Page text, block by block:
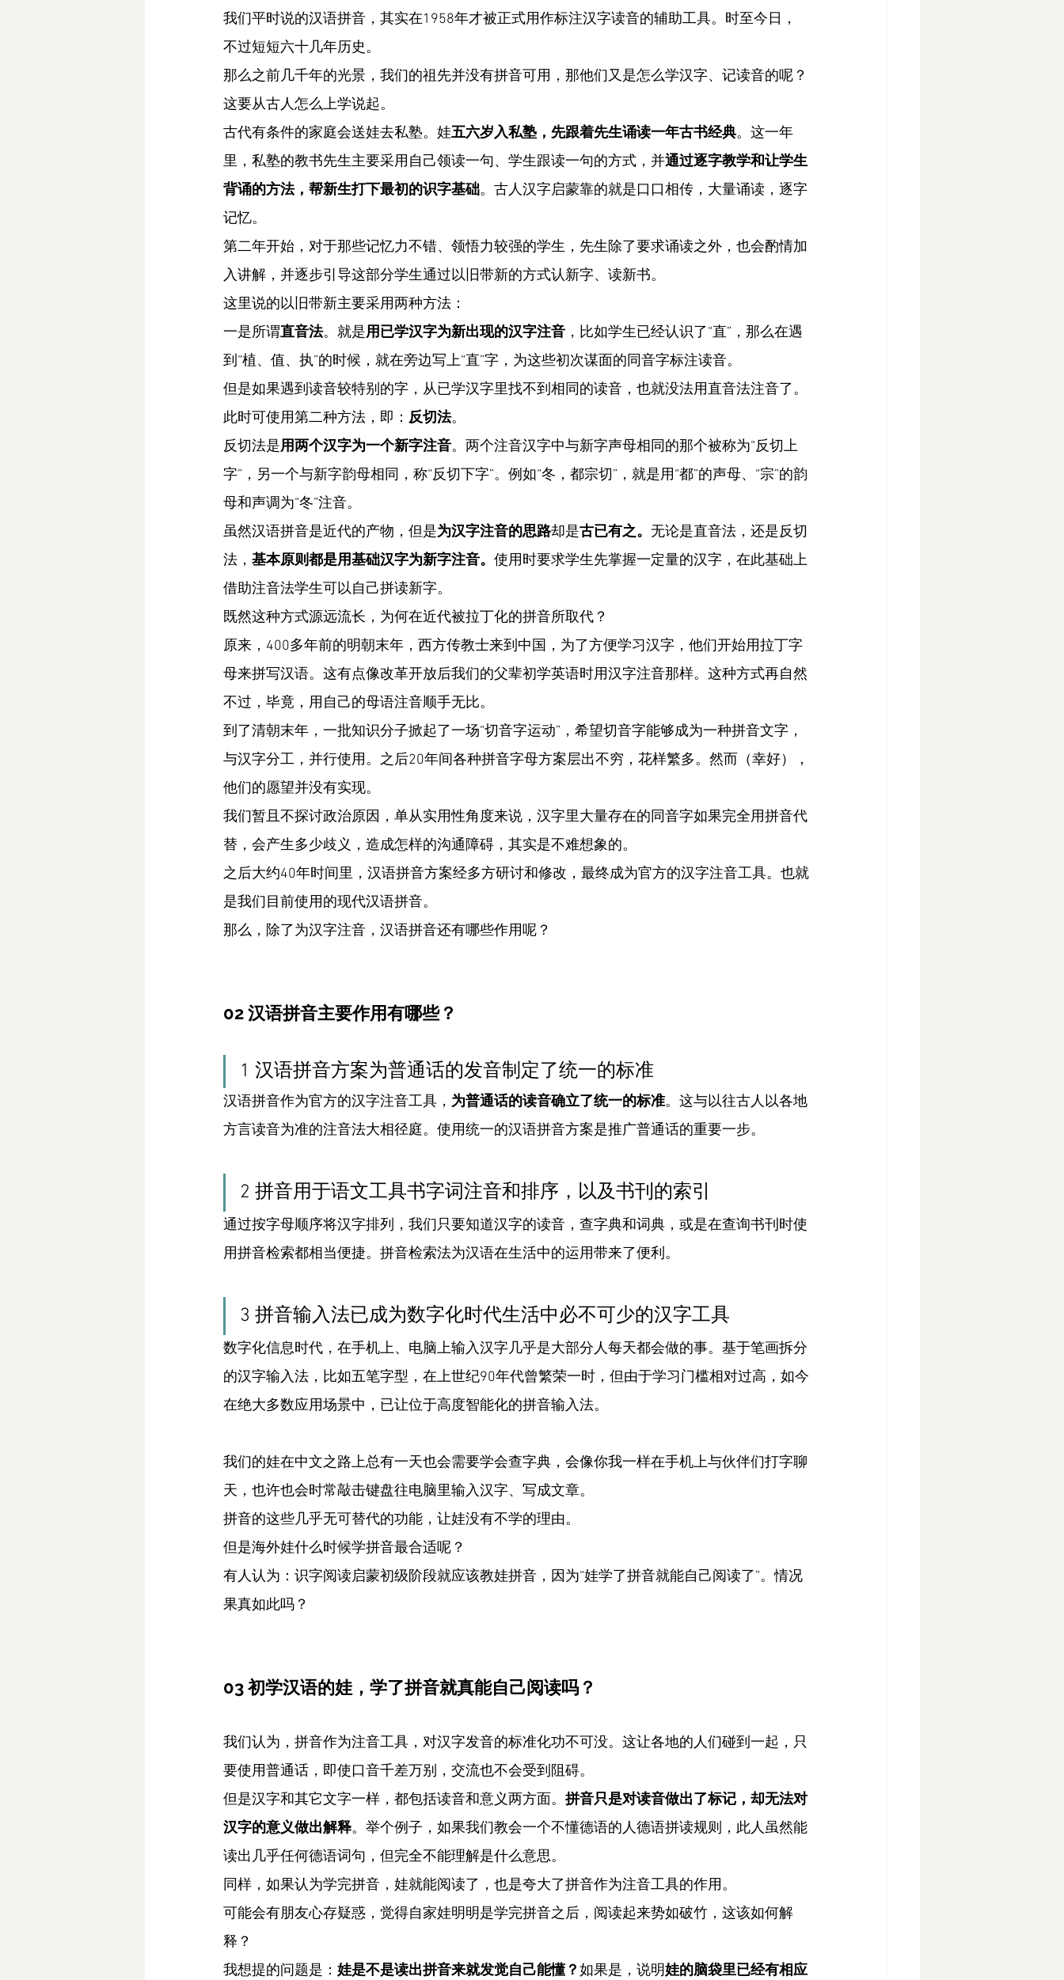
我们平时说的汉语拼音，其实在1958年才被正式用作标注汉字读音的辅助工具。时至今日，
不过短短六十几年历史。
那么之前几千年的光景，我们的祖先并没有拼音可用，那他们又是怎么学汉字、记读音的呢？
这要从古人怎么上学说起。
古代有条件的家庭会送娃去私塾。娃五六岁入私塾，先跟着先生诵读一年古书经典。这一年
里，私塾的教书先生主要采用自己领读一句、学生跟读一句的方式，并通过逐字教学和让学生
背诵的方法，帮新生打下最初的识字基础。古人汉字启蒙靠的就是口口相传，大量诵读，逐字
记忆。
第二年开始，对于那些记忆力不错、领悟力较强的学生，先生除了要求诵读之外，也会酌情加
入讲解，并逐步引导这部分学生通过以旧带新的方式认新字、读新书。
这里说的以旧带新主要采用两种方法：
一是所谓直音法。就是用已学汉字为新出现的汉字注音 ，比如学生已经认识了“直”，那么在遇
到“植、值、执”的时候，就在旁边写上“直”字，为这些初次谋面的同音字标注读音。
但是如果遇到读音较特别的字，从已学汉字里找不到相同的读音，也就没法用直音法注音了。
此时可使用第二种方法，即： 反切法。
反切法是用两个汉字为一个新字注音。两个注音汉字中与新字声母相同的那个被称为“反切上
字”，另一个与新字韵母相同，称“反切下字”。例如“冬，都宗切”，就是用“都”的声母、“宗”的韵
母和声调为“冬”注音。
虽然汉语拼音是近代的产物，但是为汉字注音的思路却是古已有之。 无论是直音法，还是反切
法， 基本原则都是用基础汉字为新字注音。 使用时要求学生先掌握一定量的汉字，在此基础上
借助注音法学生可以自己拼读新字。
既然这种方式源远流长，为何在近代被拉丁化的拼音所取代？
原来，400多年前的明朝末年，西方传教士来到中国，为了方便学习汉字，他们开始用拉丁字
母来拼写汉语。这有点像改革开放后我们的父辈初学英语时用汉字注音那样。这种方式再自然
不过，毕竟，用自己的母语注音顺手无比。
到了清朝末年，一批知识分子掀起了一场“切音字运动”，希望切音字能够成为一种拼音文字，
与汉字分工，并行使用。之后20年间各种拼音字母方案层出不穷，花样繁多。然而（幸好），
他们的愿望并没有实现。
我们暂且不探讨政治原因，单从实用性角度来说，汉字里大量存在的同音字如果完全用拼音代
替，会产生多少歧义，造成怎样的沟通障碍，其实是不难想象的。
之后大约40年时间里，汉语拼音方案经多方研讨和修改，最终成为官方的汉字注音工具。也就
是我们目前使用的现代汉语拼音。
那么，除了为汉字注音，汉语拼音还有哪些作用呢？
02 汉语拼音主要作用有哪些？
1 汉语拼音方案为普通话的发音制定了统一的标准
汉语拼音作为官方的汉字注音工具， 为普通话的读音确立了统一的标准。这与以往古人以各地
方言读音为准的注音法大相径庭。使用统一的汉语拼音方案是推广普通话的重要一步。
2 拼音用于语文工具书字词注音和排序，以及书刊的索引
通过按字母顺序将汉字排列，我们只要知道汉字的读音，查字典和词典，或是在查询书刊时使
用拼音检索都相当便捷。拼音检索法为汉语在生活中的运用带来了便利。
3 拼音输入法已成为数字化时代生活中必不可少的汉字工具
数字化信息时代，在手机上、电脑上输入汉字几乎是大部分人每天都会做的事。基于笔画拆分
的汉字输入法，比如五笔字型，在上世纪90年代曾繁荣一时，但由于学习门槛相对过高，如今
在绝大多数应用场景中，已让位于高度智能化的拼音输入法。
我们的娃在中文之路上总有一天也会需要学会查字典，会像你我一样在手机上与伙伴们打字聊
天，也许也会时常敲击键盘往电脑里输入汉字、写成文章。
拼音的这些几乎无可替代的功能，让娃没有不学的理由。
但是海外娃什么时候学拼音最合适呢？
有人认为：识字阅读启蒙初级阶段就应该教娃拼音，因为“娃学了拼音就能自己阅读了”。情况
果真如此吗？
03 初学汉语的娃，学了拼音就真能自己阅读吗？
我们认为，拼音作为注音工具，对汉字发音的标准化功不可没。这让各地的人们碰到一起，只
要使用普通话，即使口音千差万别，交流也不会受到阻碍。
但是汉字和其它文字一样，都包括读音和意义两方面。 拼音只是对读音做出了标记，却无法对
汉字的意义做出解释。举个例子，如果我们教会一个不懂德语的人德语拼读规则，此人虽然能
读出几乎任何德语词句，但完全不能理解是什么意思。
同样，如果认为学完拼音，娃就能阅读了，也是夸大了拼音作为注音工具的作用。
可能会有朋友心存疑惑，觉得自家娃明明是学完拼音之后，阅读起来势如破竹，这该如何解
释？
我想提的问题是： 娃是不是读出拼音来就发觉自己能懂？如果是，说明娃的脑袋里已经有相应